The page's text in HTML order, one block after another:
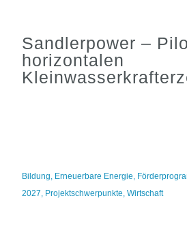
Sandlerpower –
horizontalen
Bildung, Erneuerbare Energie,
2027, Projektschwerpunkte,Wirtschaft